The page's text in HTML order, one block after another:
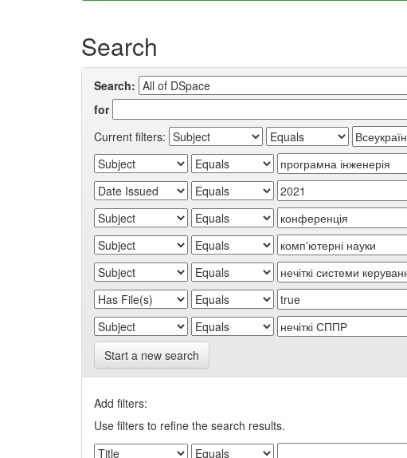
Search
Search:
for
Current filters:
Start a new search
Add filters:
Use filters to refine the search results.